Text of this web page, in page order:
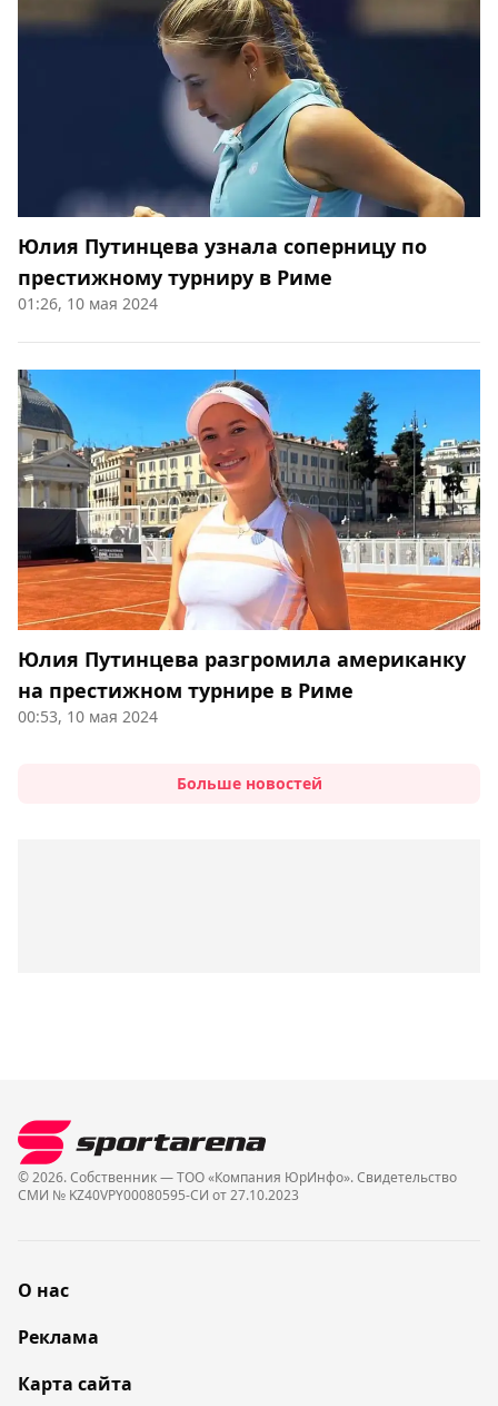
Юлия Путинцева узнала соперницу по
престижному турниру в Риме
01:26, 10 мая 2024
Юлия Путинцева разгромила американку
на престижном турнире в Риме
00:53, 10 мая 2024
Больше новостей
© 2026. Собственник — ТОО «Компания ЮрИнфо». Cвидетельство
СМИ № KZ40VPY00080595-СИ от 27.10.2023
О нас
Реклама
Карта сайта